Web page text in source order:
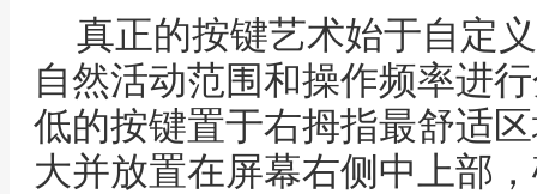
真正的按键艺术始于自定
自然活动范围和操作频率进
低的按键置于右拇指最舒适
大并放置在屏幕右侧中上部